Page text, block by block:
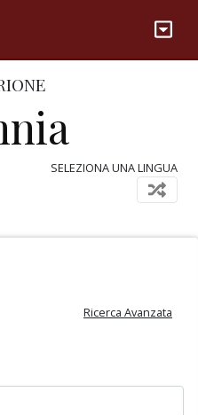
SELEZIONA UNA LINGUA
Ricerca Avanzata